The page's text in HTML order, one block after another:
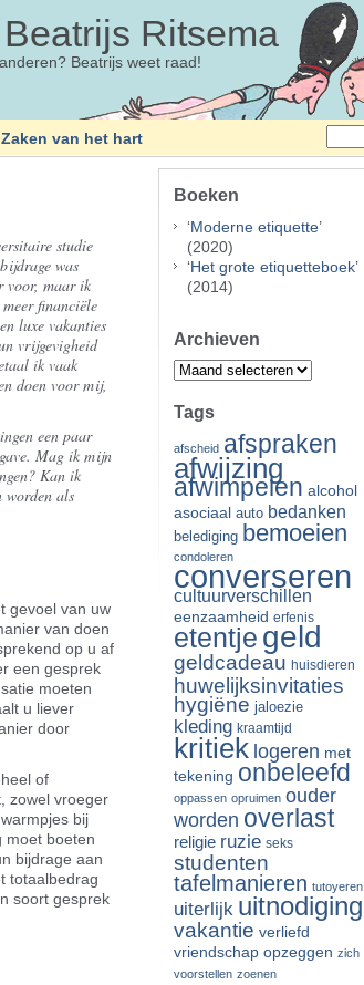
Ritsema
Beatrijs weet raad!
naar:
Zaken van het hart
studie
was
voor, maar ik
financiële
luxe vakanties
vrijgevigheid
ik vaak
doen voor mij,
een paar
Mag ik mijn
Kan ik
worden als
gevoel van uw
van doen
op u af
een gesprek
moeten
u liever
door
of
zowel vroeger
bij
moet boeten
bijdrage aan
totaalbedrag
soort gesprek
Boeken
‘Moderne etiquette’
(2020)
‘Het grote etiquetteboek’
(2014)
Archieven
Archieven
Tags
afscheid afspraken
afwijzing
afwimpelen alcohol
asociaal auto bedanken
belediging bemoeien
condoleren
converseren
cultuurverschillen
eenzaamheid erfenis
etentje geld
geldcadeau huisdieren
huwelijksinvitaties
hygiëne jaloezie
kleding kraamtijd
kritiek logeren met
tekening onbeleefd
oppassen opruimen ouder
worden overlast
religie ruzie seks
studenten
tafelmanieren tutoyeren
uiterlijk uitnodiging
vakantie verliefd
vriendschap opzeggen zich
voorstellen zoenen